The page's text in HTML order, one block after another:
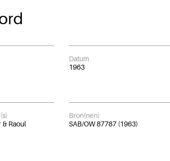
Datum
1963
& Raoul
Bron(nen)
SAB/OW 87787 (1963)